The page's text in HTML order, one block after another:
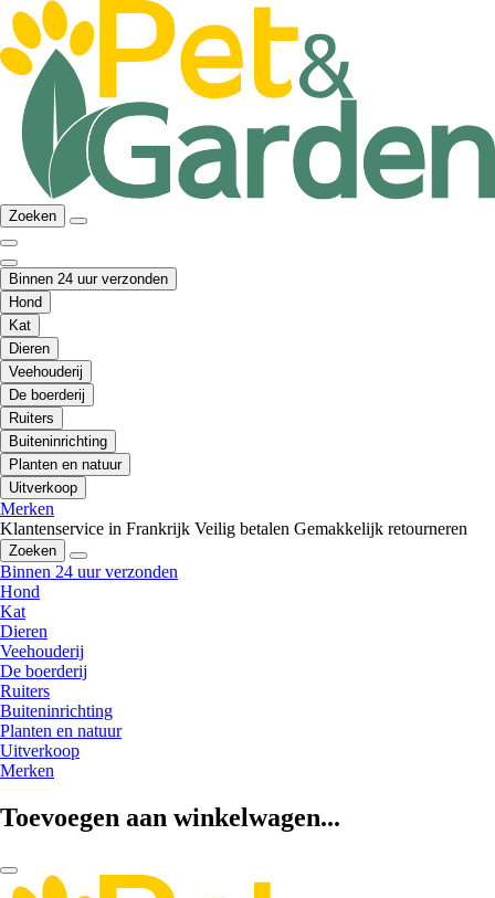
Zoeken
Binnen 24 uur verzonden
Hond
Kat
Dieren
Veehouderij
De boerderij
Ruiters
Buiteninrichting
Planten en natuur
Uitverkoop
Merken
Klantenservice in Frankrijk Veilig betalen Gemakkelijk retourneren
Zoeken
Binnen 24 uur verzonden
Hond
Kat
Dieren
Veehouderij
De boerderij
Ruiters
Buiteninrichting
Planten en natuur
Uitverkoop
Merken
Toevoegen aan winkelwagen...